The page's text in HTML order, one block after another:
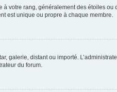
à votre rang, généralement des étoiles ou
est unique ou propre à chaque membre.
galerie, distant ou importé.
du forum.